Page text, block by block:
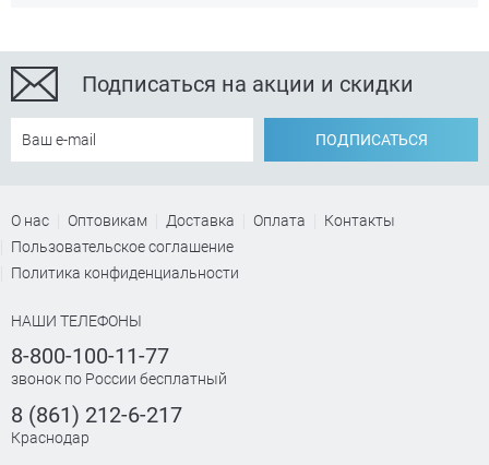
Подписаться на акции и скидки
ПОДПИСАТЬСЯ
О нас Оптовикам Доставка Оплата
Контакты
Пользовательское соглашение
Политика конфиденциальности
НАШИ ТЕЛЕФОНЫ
8-800-100-11-77
звонок по России бесплатный
8 (861) 212-6-217
Краснодар